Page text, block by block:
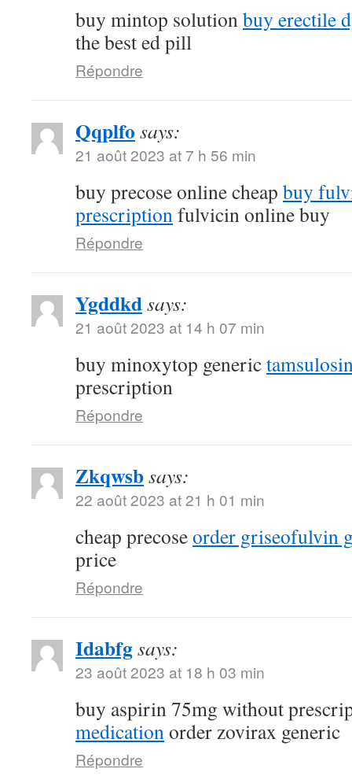
buy mintop solutionbuy erectile
the best ed pill
Répondre
Qqplfo says:
21 août 2023 at 7 h 56 min
buy precose online cheap buy
prescriptionfulvicin online buy
Répondre
Ygddkdsays:
21 août 2023 at 14 h 07 min
buy minoxytop generic
prescription
Répondre
Zkqwsbsays:
22 août 2023 at 21 h 01 min
cheap precoseorder griseofulvin
price
Répondre
Idabfgsays:
23 août 2023 at 18 h 03 min
buy aspirin 75mg without
medicationorder zovirax generic
Répondre